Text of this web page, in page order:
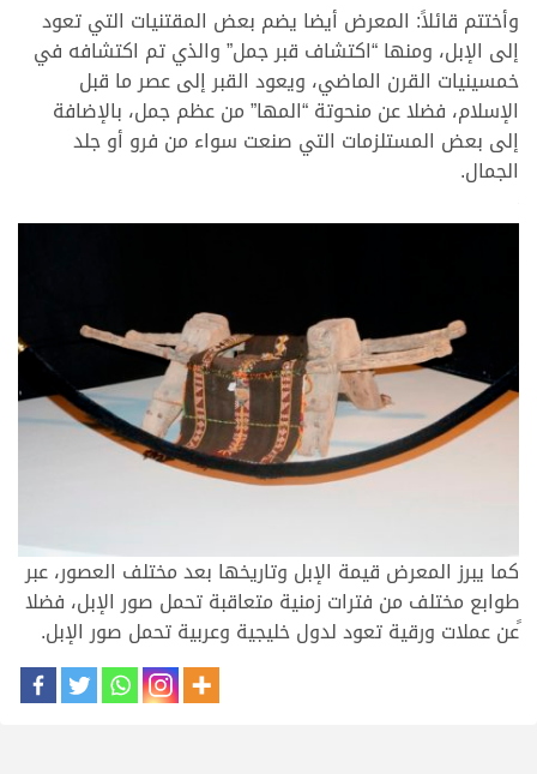
وأختتم قائلاً: المعرض أيضا يضم بعض المقتنيات التي تعود
إلى الإبل، ومنها “اكتشاف قبر جمل” والذي تم اكتشافه في
خمسينيات القرن الماضي، ويعود القبر إلى عصر ما قبل
الإسلام، فضلا عن منحوتة “المها” من عظم جمل، بالإضافة
إلى بعض المستلزمات التي صنعت سواء من فرو أو جلد
الجمال.
كما يبرز المعرض قيمة الإبل وتاريخها بعد مختلف العصور، عبر
طوابع مختلف من فترات زمنية متعاقبة تحمل صور الإبل، فضلا
ًعن عملات ورقية تعود لدول خليجية وعربية تحمل صور الإبل.